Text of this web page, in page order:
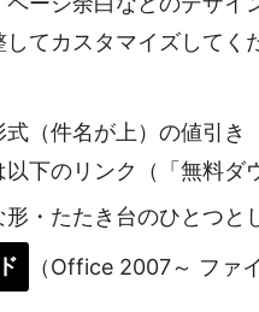
てカスタマイズしてく
式（件名が上）の値引
下のリンク（「無料ダ
・たたき台のひとつと
（Office 2007～ ファ